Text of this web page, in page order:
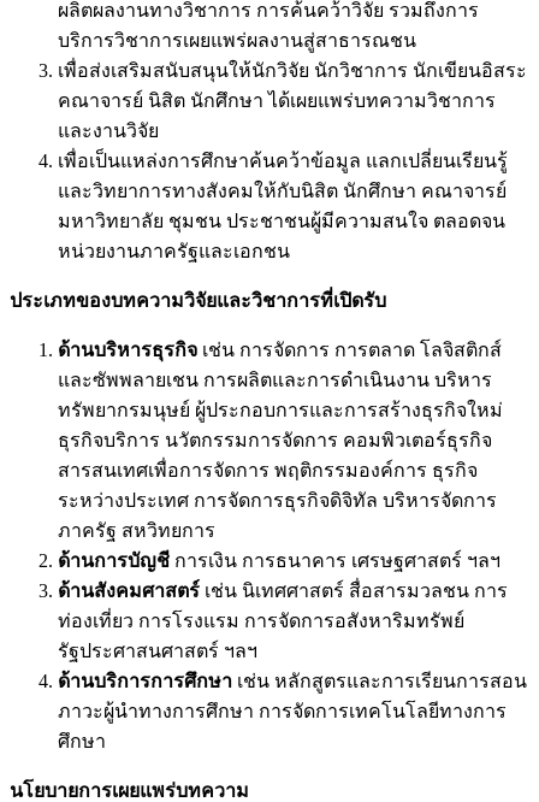
ผลิตผลงานทางวิชาการ การค้นคว้าวิจัย รวมถึงการ
บริการวิชาการเผยแพร่ผลงานสู่สาธารณชน
เพื่อส่งเสริมสนับสนุนให้นักวิจัย นักวิชาการ นักเขียนอิสระ
คณาจารย์ นิสิต นักศึกษา ได้เผยแพร่บทความวิชาการ
และงานวิจัย
เพื่อเป็นแหล่งการศึกษาค้นคว้าข้อมูล แลกเปลี่ยนเรียนรู้
และวิทยาการทางสังคมให้กับนิสิต นักศึกษา คณาจารย์
มหาวิทยาลัย ชุมชน ประชาชนผู้มีความสนใจ ตลอดจน
หน่วยงานภาครัฐและเอกชน
ประเภทของบทความวิจัยและวิชาการที่เปิดรับ
ด้านบริหารธุรกิจ เช่น การจัดการ การตลาด โลจิสติกส์
และซัพพลายเชน การผลิตและการดำเนินงาน บริหาร
ทรัพยากรมนุษย์ ผู้ประกอบการและการสร้างธุรกิจใหม่
ธุรกิจบริการ นวัตกรรมการจัดการ คอมพิวเตอร์ธุรกิจ
สารสนเทศเพื่อการจัดการ พฤติกรรมองค์การ ธุรกิจ
ระหว่างประเทศ การจัดการธุรกิจดิจิทัล บริหารจัดการ
ภาครัฐ สหวิทยการ
ด้านการบัญชี การเงิน การธนาคาร เศรษฐศาสตร์ ฯลฯ
ด้านสังคมศาสตร์ เช่น นิเทศศาสตร์ สื่อสารมวลชน การ
ท่องเที่ยว การโรงแรม การจัดการอสังหาริมทรัพย์
รัฐประศาสนศาสตร์ ฯลฯ
ด้านบริการการศึกษา เช่น หลักสูตรและการเรียนการสอน
ภาวะผู้นำทางการศึกษา การจัดการเทคโนโลยีทางการ
ศึกษา
นโยบายการเผยแพร่บทความ